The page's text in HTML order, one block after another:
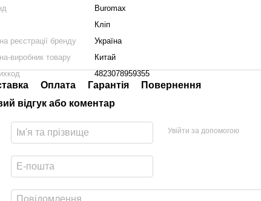
Buromax
Кліп
реєстрації бренду
Україна
виробник товару
Китай
4823078959355
Оплата Гарантія
Повернення
відгук або коментар
Увійти за допомогою